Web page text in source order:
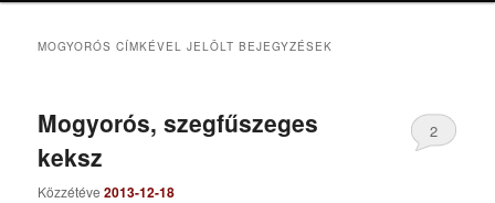
elsődleges
másodlagos
MOGYORÓS CÍMKÉVEL JELÖLT BEJEGYZÉSEK
Mogyorós, szegfűszeges
keksz
Közzétéve2013-12-18
2